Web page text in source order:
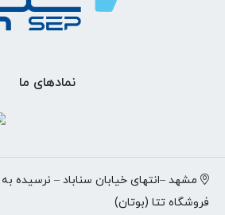
نمادهای ما
فروشگاه تتا (بوتان)